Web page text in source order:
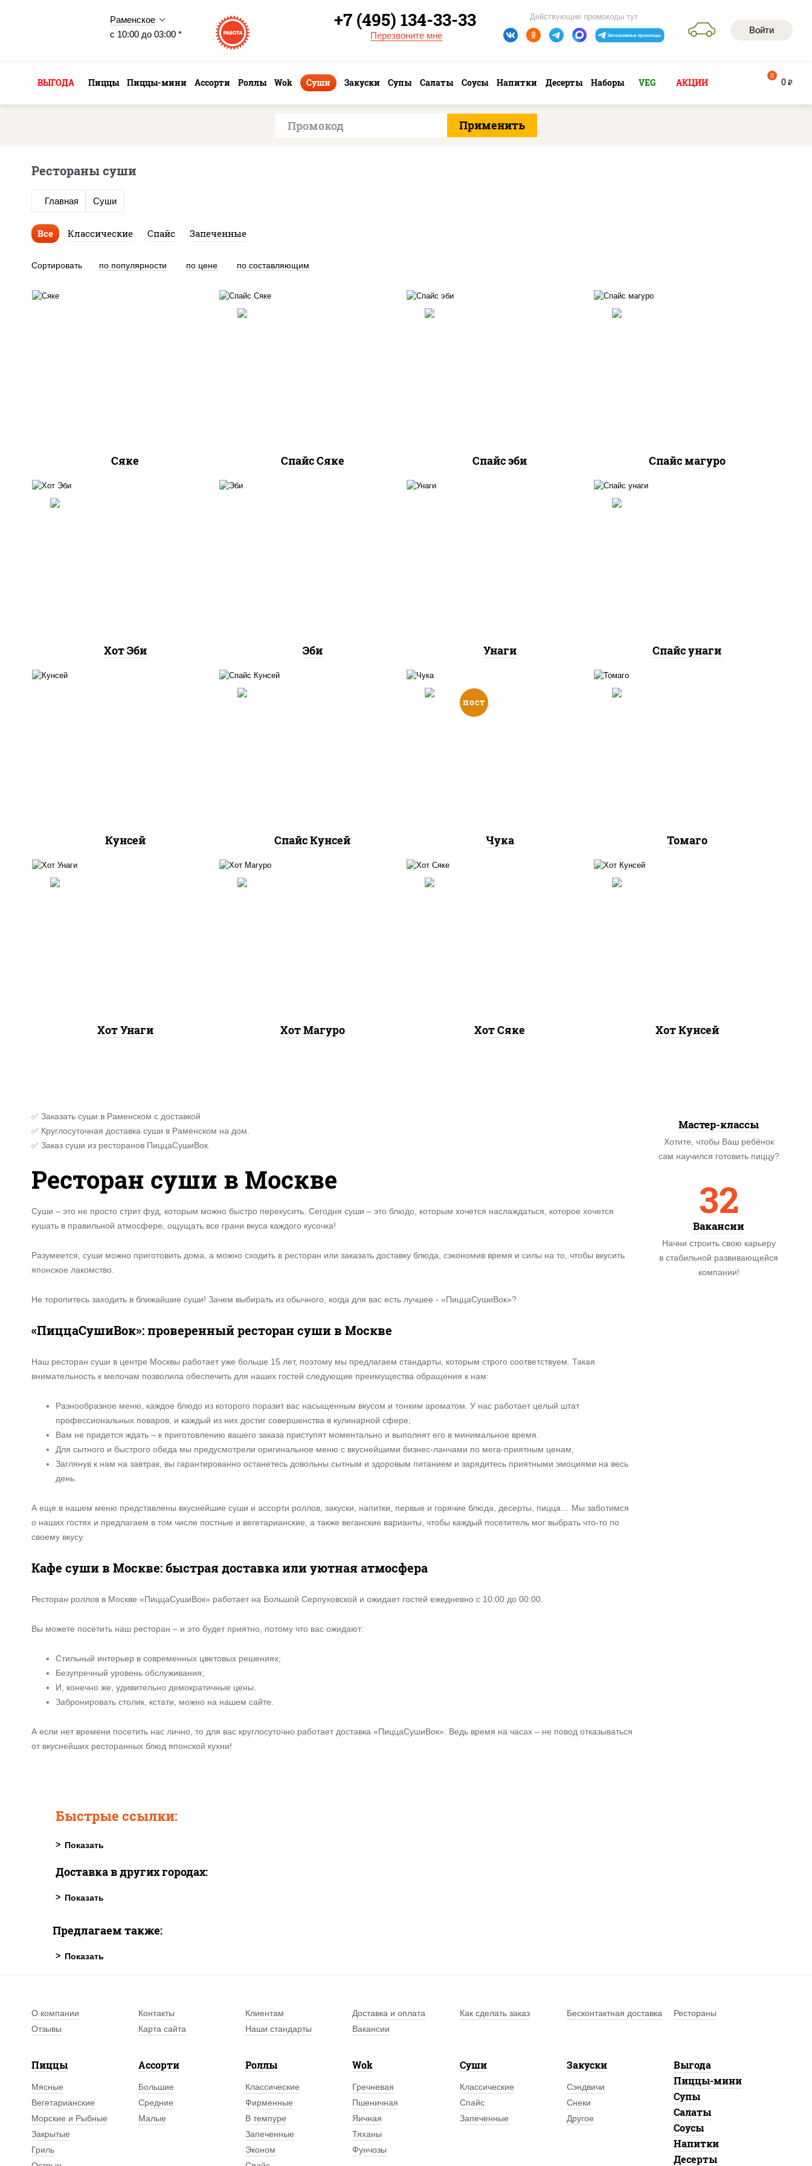
Раменское
с 10:00 до 03:00 *
Войти
Действующие промокоды тут
+7 (495) 134-33-33
Перезвоните мне
ВЫГОДА Пиццы Пиццы-мини Ассорти Роллы Wok Суши Закуски Супы Салаты Соусы Напитки Десерты Наборы VEG АКЦИИ 0 руб
0
Рестораны суши
Главная Суши
Все Классические Спайс Запеченные
Сортировать по популярности по цене по составляющим
Сяке Спайс Сяке Спайс эби Спайс магуро
Хот Эби Эби Унаги Спайс унаги
Кунсей Спайс Кунсей
пост
Чука Томаго
Хот Унаги Хот Магуро Хот Сяке Хот Кунсей
✅ Заказать суши в Раменском с доставкой
✅ Круглосуточная доставка суши в Раменском на дом.
✅ Заказ суши из ресторанов ПиццаСушиВок.
Ресторан суши в Москве
Суши – это не просто стрит фуд, которым можно быстро перекусить. Сегодня суши – это блюдо, которым хочется наслаждаться, которое хочется
кушать в правильной атмосфере, ощущать все грани вкуса каждого кусочка!
Разумеется, суши можно приготовить дома, а можно сходить в ресторан или заказать доставку блюда, сэкономив время и силы на то, чтобы вкусить
японское лакомство.
Не торопитесь заходить в ближайшие суши! Зачем выбирать из обычного, когда для вас есть лучшее - «ПиццаСушиВок»?
«ПиццаСушиВок»: проверенный ресторан суши в Москве
Наш ресторан суши в центре Москвы работает уже больше 15 лет, поэтому мы предлагаем стандарты, которым строго соответствуем. Такая
внимательность к мелочам позволила обеспечить для наших гостей следующие преимущества обращения к нам:
Разнообразное меню, каждое блюдо из которого поразит вас насыщенным вкусом и тонким ароматом. У нас работает целый штат
профессиональных поваров, и каждый из них достиг совершенства в кулинарной сфере;
Вам не придется ждать – к приготовлению вашего заказа приступят моментально и выполнят его в минимальное время.
Для сытного и быстрого обеда мы предусмотрели оригинальное меню с вкуснейшими бизнес-ланчами по мега-приятным ценам;
Заглянув к нам на завтрак, вы гарантированно останетесь довольны сытным и здоровым питанием и зарядитесь приятными эмоциями на весь
день.
А еще в нашем меню представлены вкуснейшие суши и ассорти роллов, закуски, напитки, первые и горячие блюда, десерты, пицца… Мы заботимся
о наших гостях и предлагаем в том числе постные и вегетарианские, а также веганские варианты, чтобы каждый посетитель мог выбрать что-то по
своему вкусу.
Кафе суши в Москве: быстрая доставка или уютная атмосфера
Ресторан роллов в Москве «ПиццаСушиВок» работает на Большой Серпуховской и ожидает гостей ежедневно с 10:00 до 00:00.
Вы можете посетить наш ресторан – и это будет приятно, потому что вас ожидают:
Стильный интерьер в современных цветовых решениях;
Безупречный уровень обслуживания;
И, конечно же, удивительно демократичные цены.
Забронировать столик, кстати, можно на нашем сайте.
А если нет времени посетить нас лично, то для вас круглосуточно работает доставка «ПиццаСушиВок». Ведь время на часах – не повод отказываться
от вкуснейших ресторанных блюд японской кухни!
Мастер-классы
Хотите, чтобы Ваш ребёнок
сам научился готовить пиццу?
32
Вакансии
Начни строить свою карьеру
в стабильной развивающейся
компании!
Быстрые ссылки:
Доставка в других городах:
Предлагаем также:
О компании Контакты Клиентам Доставка и оплата Как сделать заказ Бесконтактная доставка
Рестораны
Отзывы
Карта сайта Наши стандарты Вакансии
Пиццы
Мясные
Вегетарианские
Морские и Рыбные
Закрытые
Гриль
Ассорти
Большие
Средние
Малые
Роллы
Классические
Фирменные
В темпуре
Запеченные
Эконом
Wok
Гречневая
Пшеничная
Яичная
Тяханы
Фунчозы
Суши
Классические
Спайс
Запеченные
Закуски
Сэндвичи
Снеки
Другое
Выгода
Пиццы-мини
Супы
Салаты
Соусы
Напитки
Десерты